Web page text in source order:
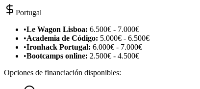
Portugal
•Le Wagon Lisboa: 6.500€ - 7.000€
•Academia de Código: 5.000€ - 6.500€
•Ironhack Portugal: 6.000€ - 7.000€
•Bootcamps online: 2.500€ - 4.500€
Opciones de financiación disponibles: